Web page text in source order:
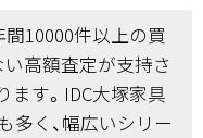
10000件以上の買
高額査定が支持さ
ます。IDC大塚家具
多く、幅広いシリー